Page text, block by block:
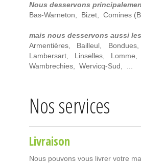
Nous desservons
Bas-Warneton
Bizet Comines
mais nous desservons aussi
Armentières
Bailleul Bondues,
Lambersart
Linselles Lomme
Wambrechies
Wervicq-Sud
Nos services
Livraison
Nous pouvons vous livrer votre